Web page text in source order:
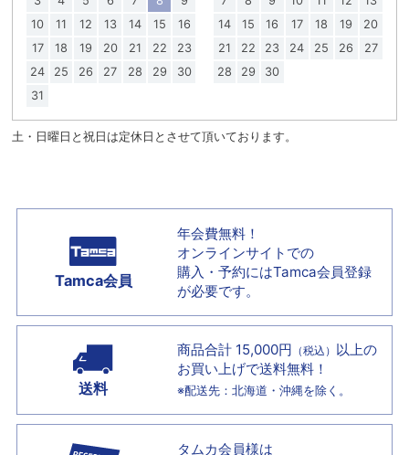
10
11 12 13 14 15
16
17
18 19 20 21 22
23
24
25 26 27 28 29
30
31
14
15 16 17 18 19
20
21
22 23 24 25 26
27
28
29 30
土・日曜日と祝日は定休日とさせて頂いております。
Tamca会員
年会費無料！
オンラインサイトでの
購入・予約にはTamca会員登録
が必要です。
送料
商品合計 15,000円 （税込） 以上の
お買い上げで送料無料！
※配送先：北海道・沖縄を除く。
タムカ会員様は